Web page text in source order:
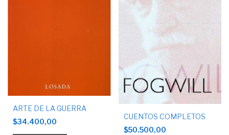
ARTE DE LA GUERRA
$34.400,00
CUENTOS COMPLETOS
$50.500,00